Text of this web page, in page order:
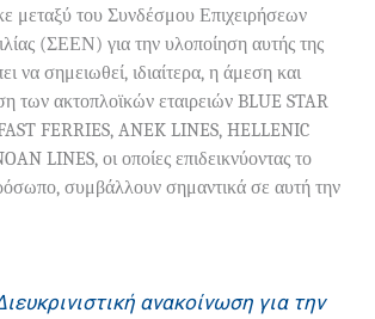
μεταξύ του Συνδέσμου Επιχειρήσεων
(ΣΕΕΝ) για την υλοποίηση αυτής της
να σημειωθεί, ιδιαίτερα, η άμεση και
των ακτοπλοϊκών εταιρειών BLUE STAR
FERRIES, ANEK LINES, HELLENIC
LINES, οι οποίες επιδεικνύοντας το
συμβάλλουν σημαντικά σε αυτή την
ανακοίνωση για την